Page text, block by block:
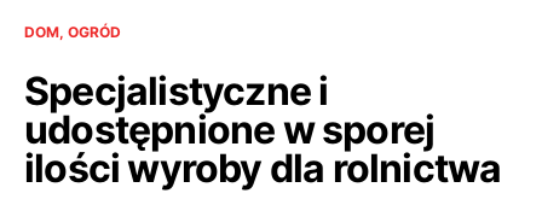
DOM, OGRÓD
Specjalistyczne i
udostępnione w sporej
ilości wyroby dla rolnictwa